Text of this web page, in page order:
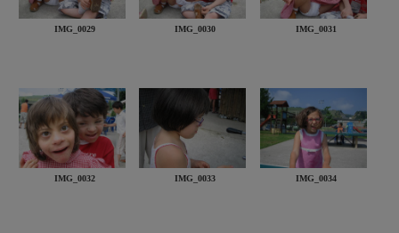
IMG_0029 IMG_0030 IMG_0031
IMG_0032 IMG_0033 IMG_0034